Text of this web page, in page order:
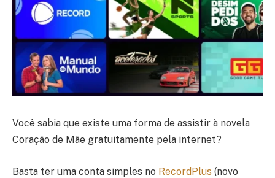
Você sabia que existe uma forma de assistir à novela
Coração de Mãe gratuitamente pela internet?
Basta ter uma conta simples no RecordPlus (novo